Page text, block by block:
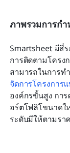
ภาพรวมการก
Smartsheet มีสี่
การติดตามโครง
สามารถในการท
จัดการโครงการ
องค์กรขั้นสูง กา
อร์ตโฟลิโขนาดใ
ระดับมีให้ตามรา